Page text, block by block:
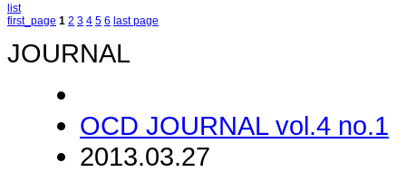
list
first_page 1 2 3 4 5 6 last page
JOURNAL
OCD JOURNAL vol.4 no.1
2013.03.27